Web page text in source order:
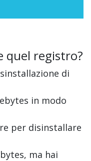
quel registro?
di
in modo
per disinstallare
ma hai